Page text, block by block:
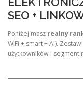
SEO +
Poniżej masz realny
WiFi + smart + AI).
użytkowników i segment